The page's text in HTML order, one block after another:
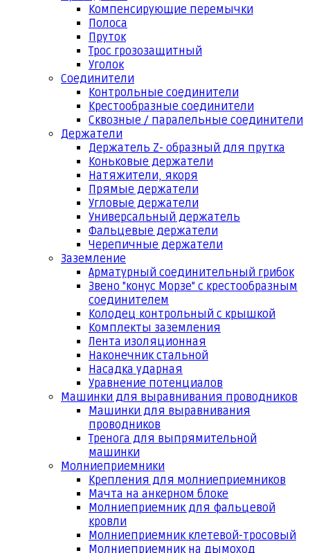
Компенсирующие перемычки
Полоса
Пруток
Трос грозозащитный
Уголок
Соединители
Контрольные соединители
Крестообразные соединители
Сквозные / паралельные соединители
Держатели
Держатель Z- образный для прутка
Коньковые держатели
Натяжители, якоря
Прямые держатели
Угловые держатели
Универсальный держатель
Фальцевые держатели
Черепичные держатели
Заземление
Арматурный соединительный грибок
Звено "конус Морзе" с крестообразным
соединителем
Колодец контрольный с крышкой
Комплекты заземления
Лента изоляционная
Наконечник стальной
Насадка ударная
Уравнение потенциалов
Машинки для выравнивания проводников
Машинки для выравнивания
проводников
Тренога для выпрямительной
машинки
Молниеприемники
Крепления для молниеприемников
Мачта на анкерном блоке
Молниеприемник для фальцевой
кровли
Молниеприемник клетевой-тросовый
Молниеприемник на дымоход